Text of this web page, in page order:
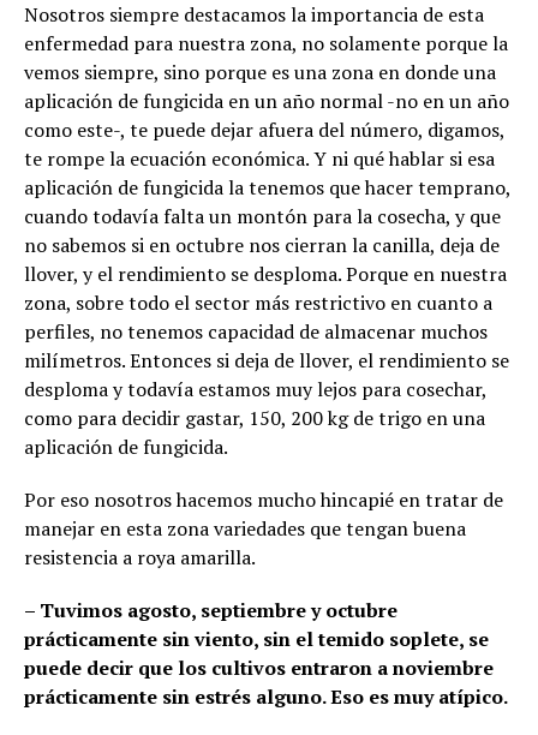
Nosotros siempre destacamos la importancia de esta
enfermedad para nuestra zona, no solamente porque la
vemos siempre, sino porque es una zona en donde una
aplicación de fungicida en un año normal -no en un año
como este-, te puede dejar afuera del número, digamos,
te rompe la ecuación económica. Y ni qué hablar si esa
aplicación de fungicida la tenemos que hacer temprano,
cuando todavía falta un montón para la cosecha, y que
no sabemos si en octubre nos cierran la canilla, deja de
llover, y el rendimiento se desploma. Porque en nuestra
zona, sobre todo el sector más restrictivo en cuanto a
perfiles, no tenemos capacidad de almacenar muchos
milímetros. Entonces si deja de llover, el rendimiento se
desploma y todavía estamos muy lejos para cosechar,
como para decidir gastar, 150, 200 kg de trigo en una
aplicación de fungicida.
Por eso nosotros hacemos mucho hincapié en tratar de
manejar en esta zona variedades que tengan buena
resistencia a roya amarilla.
– Tuvimos agosto, septiembre y octubre
prácticamente sin viento, sin el temido soplete, se
puede decir que los cultivos entraron a noviembre
prácticamente sin estrés alguno. Eso es muy atípico.